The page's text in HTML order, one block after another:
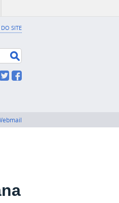
SITE
Twitter